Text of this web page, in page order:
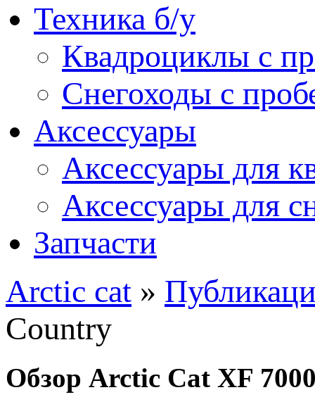
Техника б/у
Квадроциклы с
Снегоходы с
Аксессуары
Аксессуары для
Аксессуары для
Запчасти
Arctic cat »
Country
Обзор Arctic Cat XF